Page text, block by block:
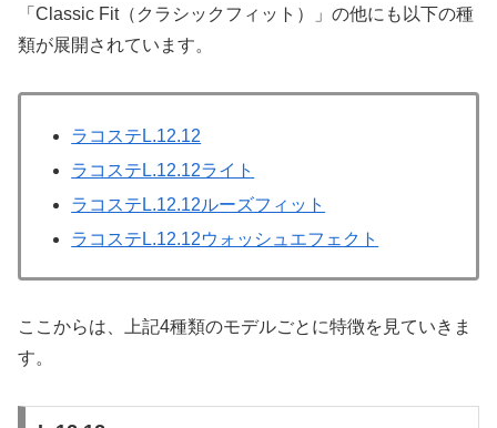
「Classic Fit（クラシックフィット）」の他にも以下の種
類が展開されています。
ラコステL.12.12
ラコステL.12.12ライト
ラコステL.12.12ルーズフィット
ラコステL.12.12ウォッシュエフェクト
ここからは、上記4種類のモデルごとに特徴を見ていきま
す。